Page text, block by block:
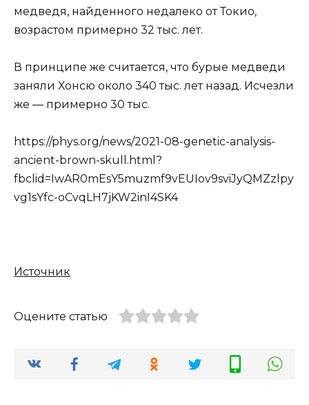
медведя, найденного недалеко от Токио,
возрастом примерно 32 тыс. лет.
В принципе же считается, что бурые медведи
заняли Хонсю около 340 тыс. лет назад. Исчезли
же — примерно 30 тыс.
https://phys.org/news/2021-08-genetic-analysis-
ancient-brown-skull.html?
fbclid=IwAR0mEsY5muzmf9vEUIov9sviJyQMZzlpy
vg1sYfc-oCvqLH7jKW2inI4SK4
Источник
Оцените статью